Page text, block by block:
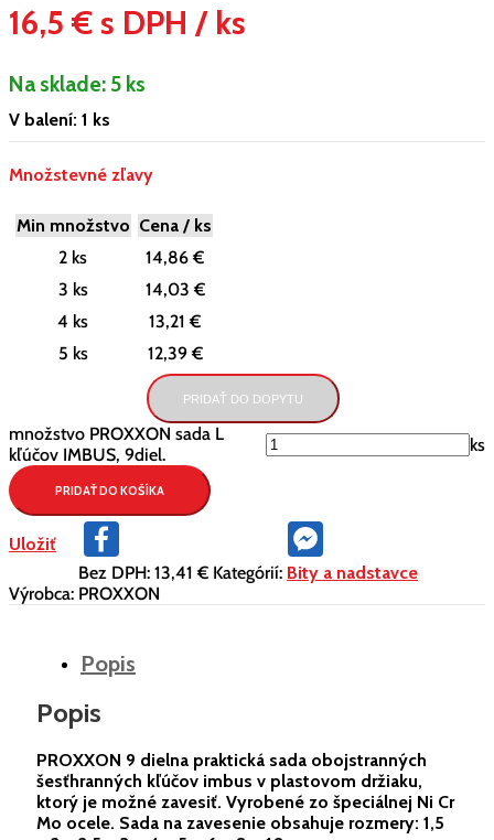
16,5 € s DPH / ks
Na sklade: 5 ks
V balení: 1 ks
Množstevné zľavy
Min množstvo Cena / ks
2 ks
14,86 €
3 ks
14,03 €
4 ks
13,21 €
5 ks
12,39 €
PRIDAŤ DO DOPYTU
množstvo PROXXON sada L
kľúčov IMBUS, 9diel.
ks
PRIDAŤ DO KOŠÍKA
Uložiť
Facebook
Messenger
Bez DPH: 13,41 € Kategórií: Bity a nadstavce
Výrobca: PROXXON
Popis
Popis
PROXXON 9 dielna praktická sada obojstranných
šesťhranných kľúčov imbus v plastovom držiaku,
ktorý je možné zavesiť. Vyrobené zo špeciálnej Ni Cr
Mo ocele. Sada na zavesenie obsahuje rozmery: 1,5